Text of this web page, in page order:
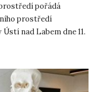
pořádá
prostředí
nad Labem dne 11.